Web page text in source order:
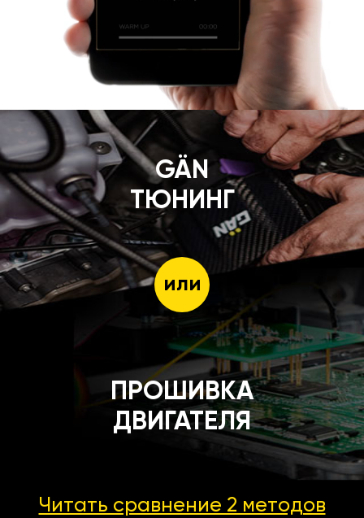
GÄN
ТЮНИНГ
или
ПРОШИВКА
ДВИГАТЕЛЯ
Читать сравнение 2 методов